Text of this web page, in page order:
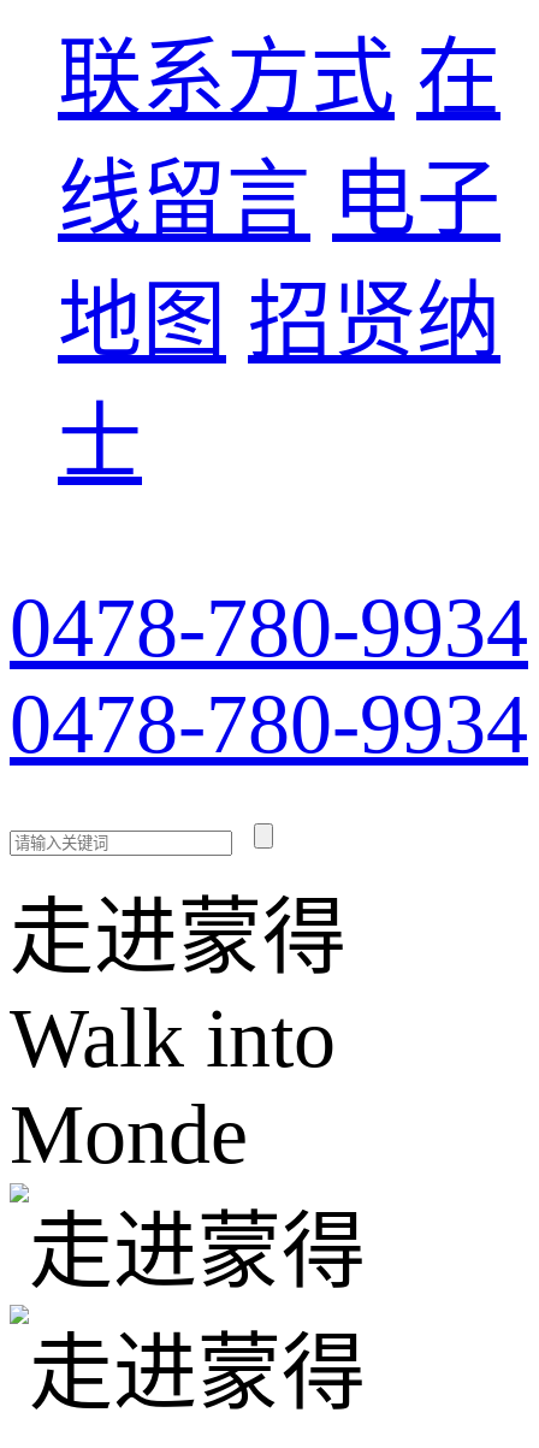
联系方式 在
线留言 电子
地图 招贤纳
士
0478-780-9934
0478-780-9934
走进蒙得
Walk into
Monde